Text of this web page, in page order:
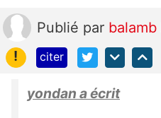
Publié par balamb
!
citer
yondan a écrit